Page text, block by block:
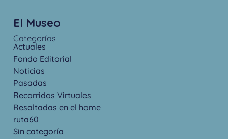
El Museo
Categorías
Actuales
Fondo Editorial
Noticias
Pasadas
Recorridos Virtuales
Resaltadas en el home
ruta60
Sin categoría